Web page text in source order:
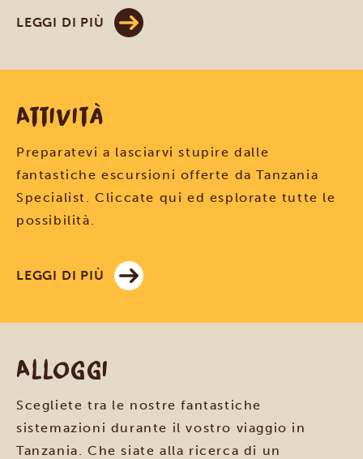
LEGGI DI PIÙ
Attività
Preparatevi a lasciarvi stupire dalle
fantastiche escursioni offerte da Tanzania
Specialist. Cliccate qui ed esplorate tutte le
possibilità.
LEGGI DI PIÙ
Alloggi
Scegliete tra le nostre fantastiche
sistemazioni durante il vostro viaggio in
Tanzania. Che siate alla ricerca di un